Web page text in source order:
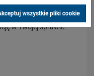
Rzecznika Praw
w Twojej sprawie.
wszystkie pliki cookie